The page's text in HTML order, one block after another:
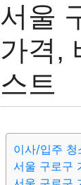
서울
가격,
스트
이사/입주 청
서울 구로구